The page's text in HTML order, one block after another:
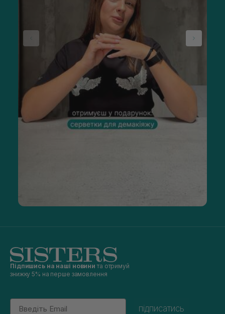
Підпишись на наші новини та отримуй
знижку 5% на перше замовлення
Email
підписатись